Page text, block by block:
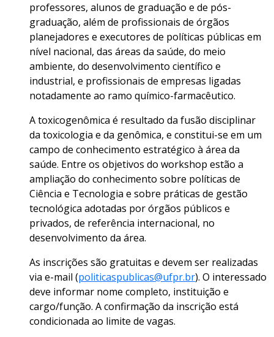
professores, alunos de graduação e de pós-
graduação, além de profissionais de órgãos
planejadores e executores de políticas públicas em
nível nacional, das áreas da saúde, do meio
ambiente, do desenvolvimento científico e
industrial, e profissionais de empresas ligadas
notadamente ao ramo químico-farmacêutico.
A toxicogenômica é resultado da fusão disciplinar
da toxicologia e da genômica, e constitui-se em um
campo de conhecimento estratégico à área da
saúde. Entre os objetivos do workshop estão a
ampliação do conhecimento sobre políticas de
Ciência e Tecnologia e sobre práticas de gestão
tecnológica adotadas por órgãos públicos e
privados, de referência internacional, no
desenvolvimento da área.
As inscrições são gratuitas e devem ser realizadas
via e-mail (politicaspublicas@ufpr.br). O interessado
deve informar nome completo, instituição e
cargo/função. A confirmação da inscrição está
condicionada ao limite de vagas.